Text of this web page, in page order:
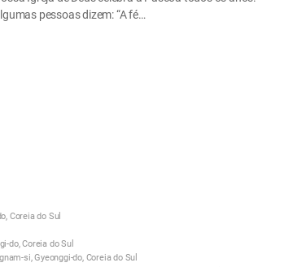
pessoas dizem: “A fé…
Coreia do Sul
do, Coreia do Sul
si, Gyeonggi-do, Coreia do Sul